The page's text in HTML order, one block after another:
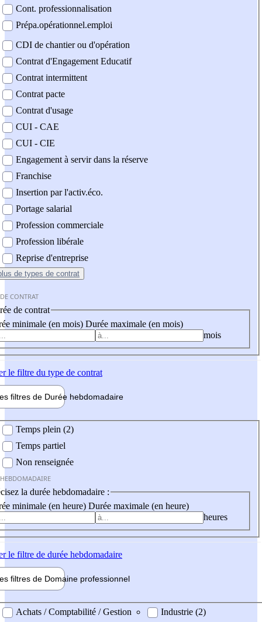
Cont. professionnalisation
Prépa.opérationnel.emploi
CDI de chantier ou d'opération
Contrat d'Engagement Educatif
Contrat intermittent
Contrat pacte
Contrat d'usage
CUI - CAE
CUI - CIE
Engagement à servir dans la réserve
Franchise
Insertion par l'activ.éco.
Portage salarial
Profession commerciale
Profession libérale
Reprise d'entreprise
de types de contrat
CONTRAT
de contrat
minimale (en mois) Durée maximale (en mois)
mois
le filtre du type de contrat
filtres de Durée hebdomadaire
Temps plein (2)
Temps partiel
Non renseignée
la durée hebdomadaire :
minimale (en heure) Durée maximale (en heure)
heures
le filtre de durée hebdomadaire
filtres de Domaine professionnel
professionel
Achats / Comptabilité / Gestion
Industrie (2)